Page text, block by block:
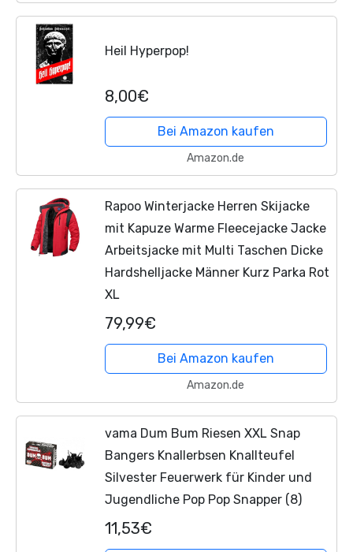
Heil Hyperpop!
8,00€
Bei Amazon kaufen
Amazon.de
Rapoo Winterjacke Herren Skijacke
mit Kapuze Warme Fleecejacke Jacke
Arbeitsjacke mit Multi Taschen Dicke
Hardshelljacke Männer Kurz Parka Rot
XL
79,99€
Bei Amazon kaufen
Amazon.de
vama Dum Bum Riesen XXL Snap
Bangers Knallerbsen Knallteufel
Silvester Feuerwerk für Kinder und
Jugendliche Pop Pop Snapper (8)
11,53€